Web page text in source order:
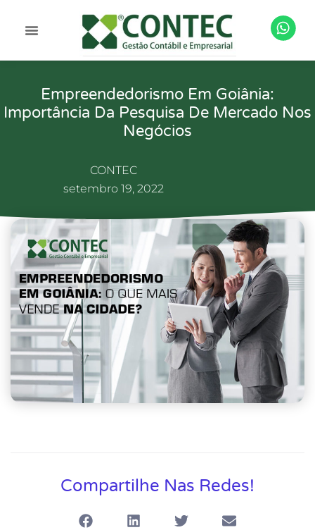
Empreendedorismo Em Goiânia:
Importância Da Pesquisa De Mercado Nos
Negócios
CONTEC
setembro 19, 2022
Compartilhe Nas Redes!